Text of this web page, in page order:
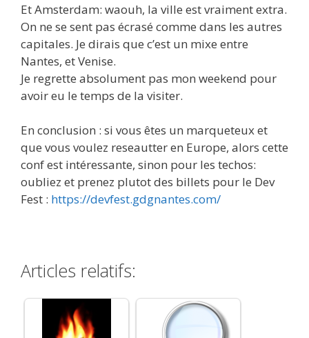
Et Amsterdam: waouh, la ville est vraiment extra.
On ne se sent pas écrasé comme dans les autres
capitales. Je dirais que c’est un mixe entre
Nantes, et Venise.
Je regrette absolument pas mon weekend pour
avoir eu le temps de la visiter.
En conclusion : si vous êtes un marqueteux et
que vous voulez reseautter en Europe, alors cette
conf est intéressante, sinon pour les techos:
oubliez et prenez plutot des billets pour le Dev
Fest : https://devfest.gdgnantes.com/
Articles relatifs: